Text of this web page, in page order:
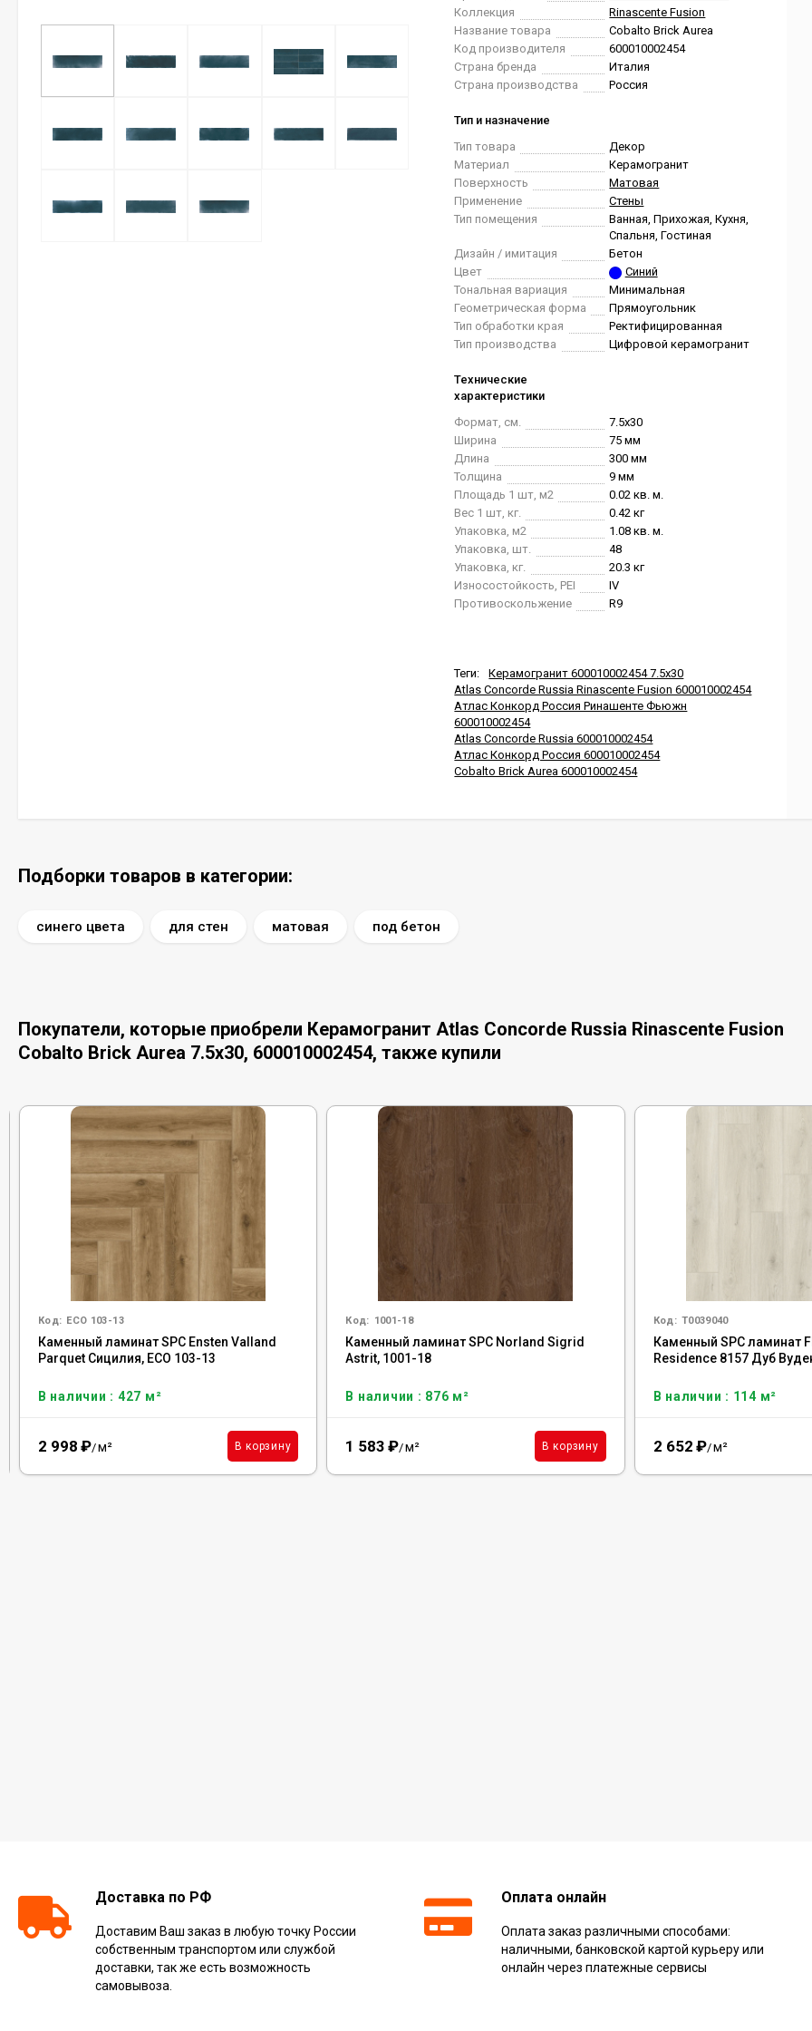
Коллекция
Rinascente Fusion
Название товара
Cobalto Brick Aurea
Код производителя
600010002454
Страна бренда
Италия
Страна производства
Россия
Тип и назначение
Тип товара
Декор
Материал
Керамогранит
Поверхность
Матовая
Применение
Стены
Тип помещения
Ванная, Прихожая, Кухня,
Спальня, Гостиная
Дизайн / имитация
Бетон
Цвет
Синий
Тональная вариация
Минимальная
Геометрическая форма
Прямоугольник
Тип обработки края
Ректифицированная
Тип производства
Цифровой керамогранит
Технические
характеристики
Формат, см.
7.5x30
Ширина
75 мм
Длина
300 мм
Толщина
9 мм
Площадь 1 шт, м2
0.02 кв. м.
Вес 1 шт, кг.
0.42 кг
Упаковка, м2
1.08 кв. м.
Упаковка, шт.
48
Упаковка, кг.
20.3 кг
Износостойкость, PEI
IV
Противоскольжение
R9
Теги:
Керамогранит 600010002454 7.5x30
Atlas Concorde Russia Rinascente Fusion 600010002454
Атлас Конкорд Россия Ринашенте Фьюжн
600010002454
Atlas Concorde Russia 600010002454
Атлас Конкорд Россия 600010002454
Cobalto Brick Aurea 600010002454
Подборки товаров в категории:
синего цвета для стен матовая под бетон
Покупатели, которые приобрели Керамогранит Atlas Concorde Russia Rinascente Fusion
Cobalto Brick Aurea 7.5x30, 600010002454, также купили
Код: ECO 103-13
Каменный ламинат SPC Ensten Valland
Parquet Сицилия, ECO 103-13
В наличии : 427 м²
2 998 ₽/м² В корзину
Код: 1001-18
Каменный ламинат SPC Norland Sigrid
Astrit, 1001-18
В наличии : 876 м²
1 583 ₽/м² В корзину
Код: Т0039040
Каменный SPC ламинат
Residence 8157 Дуб
В наличии : 114 м²
2 652 ₽/м²
Доставка по РФ
Доставим Ваш заказ в любую точку России
собственным транспортом или службой
доставки, так же есть возможность
самовывоза.
Оплата онлайн
Оплата заказ различными способами:
наличными, банковской картой курьеру или
онлайн через платежные сервисы